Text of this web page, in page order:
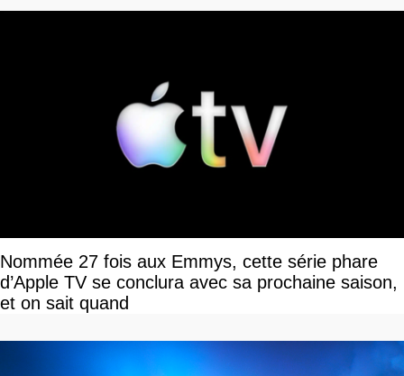
Nommée 27 fois aux Emmys, cette série phare
d’Apple TV se conclura avec sa prochaine saison,
et on sait quand